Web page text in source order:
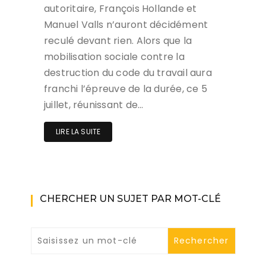
autoritaire, François Hollande et
Manuel Valls n’auront décidément
reculé devant rien. Alors que la
mobilisation sociale contre la
destruction du code du travail aura
franchi l’épreuve de la durée, ce 5
juillet, réunissant de…
LIRE LA SUITE
CHERCHER UN SUJET PAR MOT-CLÉ